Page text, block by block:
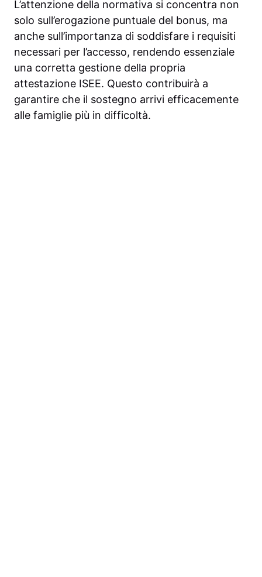
L’attenzione della normativa si concentra non
solo sull’erogazione puntuale del bonus, ma
anche sull’importanza di soddisfare i requisiti
necessari per l’accesso, rendendo essenziale
una corretta gestione della propria
attestazione ISEE. Questo contribuirà a
garantire che il sostegno arrivi efficacemente
alle famiglie più in difficoltà.